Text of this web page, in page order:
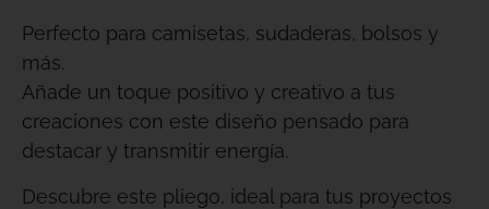
Perfecto para camisetas, sudaderas, bolsos y
más.
Añade un toque positivo y creativo a tus
creaciones con este diseño pensado para
destacar y transmitir energía.
Descubre este pliego, ideal para tus proyectos